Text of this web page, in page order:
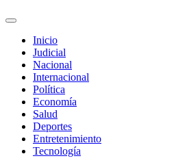
Inicio
Judicial
Nacional
Internacional
Política
Economía
Salud
Deportes
Entretenimiento
Tecnología